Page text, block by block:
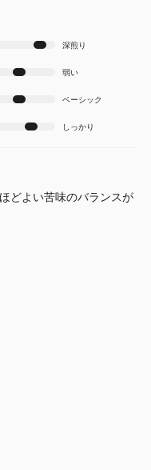
深煎り
弱い
ベーシック
しっかり
どよい苦味のバランスが